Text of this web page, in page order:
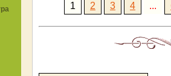
1 2 3 4 ...